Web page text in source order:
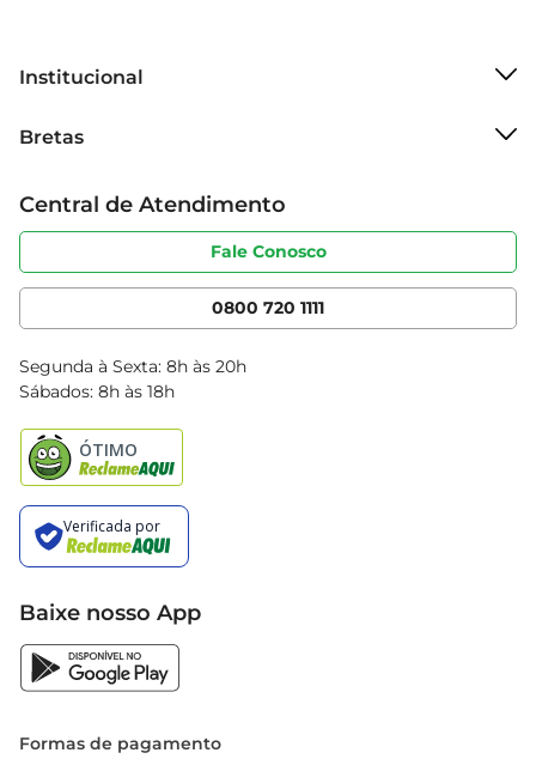
Institucional
Grupo Cencosud
Sobre privacidade
Portal do fornecedor
Cencosud Media
Bretas
Produtos Bretas
Código de ética
Serviços
Clube Bretas
Blog Bretas
Black Friday
Central de Atendimento
Fale Conosco
0800 720 1111
Segunda à Sexta: 8h às 20h
Sábados: 8h às 18h
Baixe nosso App
Formas de pagamento